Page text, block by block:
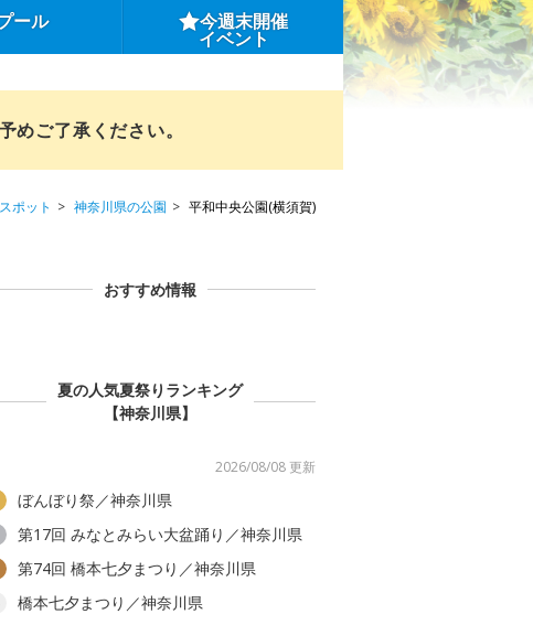
ール 今週末開催
イベント
ご了承ください。
ポット 神奈川県の公園 平和中央公園(横須賀)
おすすめ情報
夏の人気夏祭りランキング
【神奈川県】
2026/08/08 更新
ぼんぼり祭／神奈川県
第17回 みなとみらい大盆踊り／神奈川県
第74回 橋本七夕まつり／神奈川県
橋本七夕まつり／神奈川県